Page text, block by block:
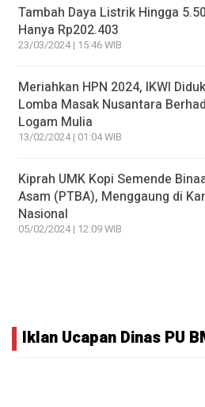
Tambah Daya Listrik Hingga
Hanya Rp202.403
23/03/2024 | 15:46 WIB
Meriahkan HPN 2024, IKWI
Lomba Masak Nusantara
Logam Mulia
13/02/2024 | 01:04 WIB
Kiprah UMK Kopi Semende
Asam (PTBA), Menggaung di
Nasional
05/02/2024 | 12:09 WIB
Iklan Ucapan Dinas PU